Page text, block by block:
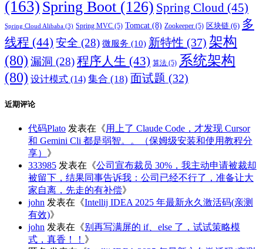
(163) Spring Boot (126) Spring Cloud (45)
Spring Cloud Alibaba (3) Spring MVC (5) Tomcat (8) Zookeeper (5) 区块链 (6) 多
线程 (44) 安全 (28) 微服务 (10) 新特性 (37) 架构
(80) 漏洞 (28)程序人生 (43) 算法 (5) 系统架构
(80) 设计模式 (14) 集合 (18) 面试题 (32)
近期评论
代码Plato 发表在《用上了 Claude Code，才发现 Cursor
和 Gemini Cli 都是弱智。。（保姆级安装和使用教程分
享） 》
333985 发表在《公司宣布裁员 30%，我主动申请被裁却
被留下，结果同事告诉我：公司已经不行了，准备让大
家自离，先走的有补偿》
john 发表在《Intellij IDEA 2025 年最新永久激活码(亲测
有效)》
john 发表在《别再写满屏的 if、else 了，试试策略模
式，真香！！ 》